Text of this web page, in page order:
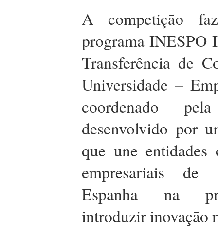
A competição
programa INESPO
Transferência de
Universidade –
coordenado
desenvolvido por
que une entidades
empresariais de
Espanha na
introduzir inovação